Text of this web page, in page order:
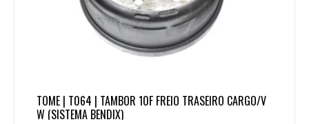
TOME | T064 | TAMBOR 10F FREIO TRASEIRO CARGO/V
W (SISTEMA BENDIX)